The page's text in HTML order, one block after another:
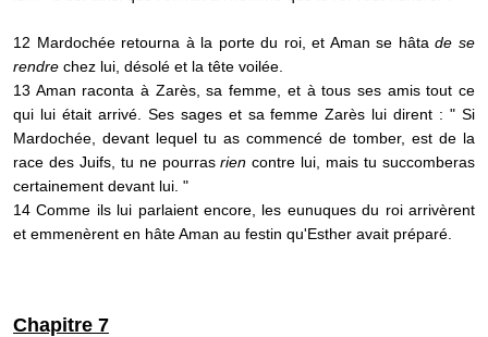
12 Mardochée retourna à la porte du roi, et Aman se hâtade se
rendre chez lui, désolé et la tête voilée.
13 Aman raconta à Zarès, sa femme, et à tous ses amis tout ce
qui lui était arrivé. Ses sages et sa femme Zarès lui dirent : " Si
Mardochée, devant lequel tu as commencé de tomber, est de la
race des Juifs, tu ne pourrasrien contre lui, mais tu succomberas
certainement devant lui. "
14 Comme ils lui parlaient encore, les eunuques du roi arrivèrent
et emmenèrent en hâte Aman au festin qu'Esther avait préparé.
Chapitre 7